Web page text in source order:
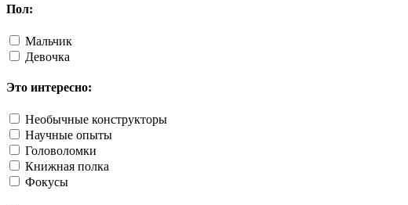
Пол:
Мальчик
Девочка
Это интересно:
Необычные конструкторы
Научные опыты
Головоломки
Книжная полка
Фокусы